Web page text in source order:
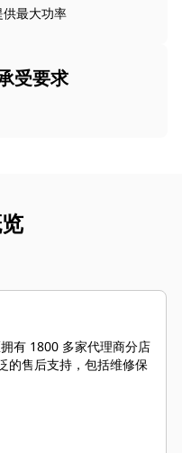
最大功率
受要求
有 1800 多家代理商分店
的售后支持，包括维修保